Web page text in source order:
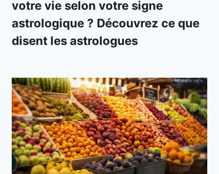
votre vie selon votre signe
astrologique ? Découvrez ce que
disent les astrologues